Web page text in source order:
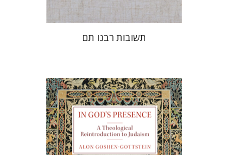
תשובות רבנו תם
אלון גושן-גוטשטיין